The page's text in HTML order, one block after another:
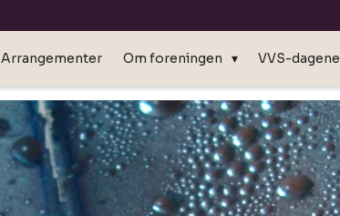
Arrangementer Om foreningen VVS-dagene